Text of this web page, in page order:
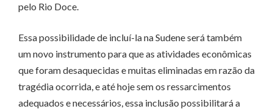
pelo Rio Doce.
Essa possibilidade de incluí-la na Sudene será também
um novo instrumento para que as atividades econômicas
que foram desaquecidas e muitas eliminadas em razão da
tragédia ocorrida, e até hoje sem os ressarcimentos
adequados e necessários, essa inclusão possibilitará a